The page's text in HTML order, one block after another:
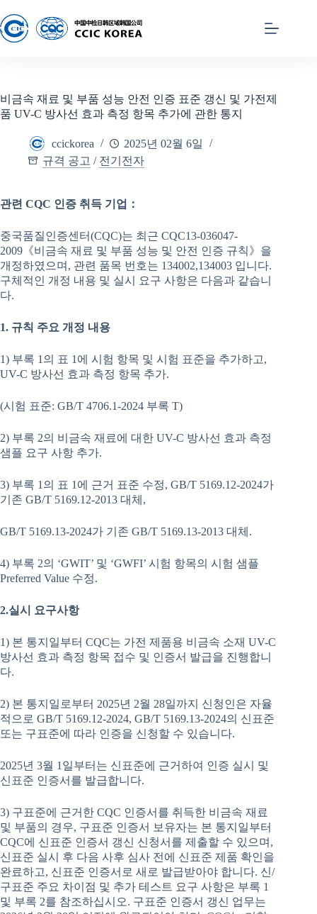
비금속 재료 및 부품 성능 안전 인증 표준 갱신 및 가전제
품 UV-C 방사선 효과 측정 항목 추가에 관한 통지
ccickorea
2025년 02월 6일
규격 공고 / 전기전자
관련 CQC 인증 취득 기업：
중국품질인증센터(CQC)는 최근 CQC13-036047-
2009《비금속 재료 및 부품 성능 및 안전 인증 규칙》을
개정하였으며, 관련 품목 번호는 134002,134003 입니다.
구체적인 개정 내용 및 실시 요구 사항은 다음과 같습니
다.
1. 규칙 주요 개정 내용
1) 부록 1의 표 1에 시험 항목 및 시험 표준을 추가하고,
UV-C 방사선 효과 측정 항목 추가.
(시험 표준: GB/T 4706.1-2024 부록 T)
2) 부록 2의 비금속 재료에 대한 UV-C 방사선 효과 측정
샘플 요구 사항 추가.
3) 부록 1의 표 1에 근거 표준 수정, GB/T 5169.12-2024가
기존 GB/T 5169.12-2013 대체,
GB/T 5169.13-2024가 기존 GB/T 5169.13-2013 대체.
4) 부록 2의 ‘GWIT’ 및 ‘GWFI’ 시험 항목의 시험 샘플
Preferred Value 수정.
2.실시 요구사항
1) 본 통지일부터 CQC는 가전 제품용 비금속 소재 UV-C
방사선 효과 측정 항목 접수 및 인증서 발급을 진행합니
다.
2) 본 통지일로부터 2025년 2월 28일까지 신청인은 자율
적으로 GB/T 5169.12-2024, GB/T 5169.13-2024의 신표준
또는 구표준에 따라 인증을 신청할 수 있습니다.
2025년 3월 1일부터는 신표준에 근거하여 인증 실시 및
신표준 인증서를 발급합니다.
3) 구표준에 근거한 CQC 인증서를 취득한 비금속 재료
및 부품의 경우, 구표준 인증서 보유자는 본 통지일부터
CQC에 신표준 인증서 갱신 신청서를 제출할 수 있으며,
신표준 실시 후 다음 사후 심사 전에 신표준 제품 확인을
완료하고, 신표준 인증서로 새로 발급받아야 합니다. 신/
구표준 주요 차이점 및 추가 테스트 요구 사항은 부록 1
및 부록 2를 참조하십시오. 구표준 인증서 갱신 업무는